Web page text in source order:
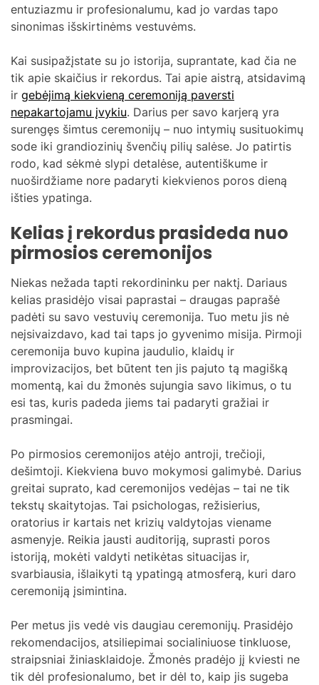
entuziazmu ir profesionalumu, kad jo vardas tapo
sinonimas išskirtinėms vestuvėms.
Kai susipažįstate su jo istorija, suprantate, kad čia ne
tik apie skaičius ir rekordus. Tai apie aistrą, atsidavimą
ir gebėjimą kiekvieną ceremoniją paversti
nepakartojamu įvykiu. Darius per savo karjerą yra
surengęs šimtus ceremonijų – nuo intymių susituokimų
sode iki grandiozinių švenčių pilių salėse. Jo patirtis
rodo, kad sėkmė slypi detalėse, autentiškume ir
nuoširdžiame nore padaryti kiekvienos poros dieną
išties ypatinga.
Kelias į rekordus prasideda nuo
pirmosios ceremonijos
Niekas nežada tapti rekordininku per naktį. Dariaus
kelias prasidėjo visai paprastai – draugas paprašė
padėti su savo vestuvių ceremonija. Tuo metu jis nė
neįsivaizdavo, kad tai taps jo gyvenimo misija. Pirmoji
ceremonija buvo kupina jaudulio, klaidų ir
improvizacijos, bet būtent ten jis pajuto tą magišką
momentą, kai du žmonės sujungia savo likimus, o tu
esi tas, kuris padeda jiems tai padaryti gražiai ir
prasmingai.
Po pirmosios ceremonijos atėjo antroji, trečioji,
dešimtoji. Kiekviena buvo mokymosi galimybė. Darius
greitai suprato, kad ceremonijos vedėjas – tai ne tik
tekstų skaitytojas. Tai psichologas, režisierius,
oratorius ir kartais net krizių valdytojas viename
asmenyje. Reikia jausti auditoriją, suprasti poros
istoriją, mokėti valdyti netikėtas situacijas ir,
svarbiausia, išlaikyti tą ypatingą atmosferą, kuri daro
ceremoniją įsimintina.
Per metus jis vedė vis daugiau ceremonijų. Prasidėjo
rekomendacijos, atsiliepimai socialiniuose tinkluose,
straipsniai žiniasklaidoje. Žmonės pradėjo jį kviesti ne
tik dėl profesionalumo, bet ir dėl to, kaip jis sugeba